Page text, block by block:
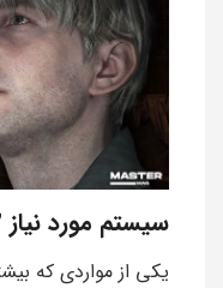
سیستم مورد نیاز Silent Hill 2